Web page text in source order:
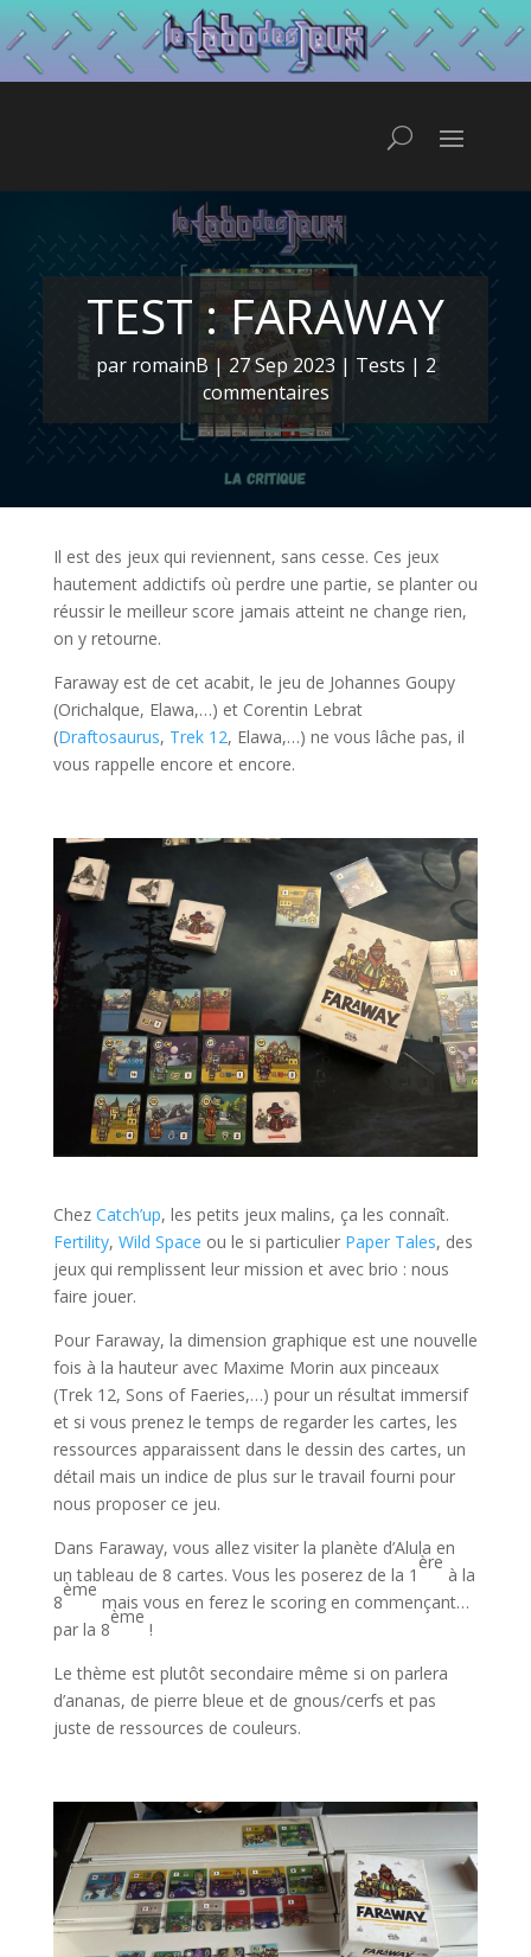
TEST : FARAWAY
par romainB | 27 Sep 2023 | Tests | 2
commentaires
Il est des jeux qui reviennent, sans cesse. Ces jeux
hautement addictifs où perdre une partie, se planter ou
réussir le meilleur score jamais atteint ne change rien,
on y retourne.
Faraway est de cet acabit, le jeu de Johannes Goupy
(Orichalque, Elawa,…) et Corentin Lebrat
(Draftosaurus, Trek 12, Elawa,…) ne vous lâche pas, il
vous rappelle encore et encore.
Chez Catch’up, les petits jeux malins, ça les connaît.
Fertility, Wild Space ou le si particulier Paper Tales, des
jeux qui remplissent leur mission et avec brio : nous
faire jouer.
Pour Faraway, la dimension graphique est une nouvelle
fois à la hauteur avec Maxime Morin aux pinceaux
(Trek 12, Sons of Faeries,…) pour un résultat immersif
et si vous prenez le temps de regarder les cartes, les
ressources apparaissent dans le dessin des cartes, un
détail mais un indice de plus sur le travail fourni pour
nous proposer ce jeu.
Dans Faraway, vous allez visiter la planète d’Alula en
un tableau de 8 cartes. Vous les poserez de la 1
ère
à la
8
ème
mais vous en ferez le scoring en commençant…
par la 8
ème
!
Le thème est plutôt secondaire même si on parlera
d’ananas, de pierre bleue et de gnous/cerfs et pas
juste de ressources de couleurs.